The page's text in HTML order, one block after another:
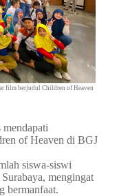
film berjudul Children of Heaven
of Heaven di BGJ
siswa-siswi
mengingat
bermanfaat.